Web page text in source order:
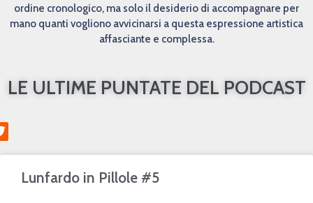
ordine cronologico, ma solo il desiderio di accompagnare per
mano quanti vogliono avvicinarsi a questa espressione artistica
affasciante e complessa.
LE ULTIME PUNTATE DEL PODCAST
Lunfardo in Pillole #5